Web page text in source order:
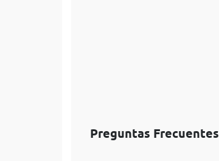
Preguntas Frecuentes